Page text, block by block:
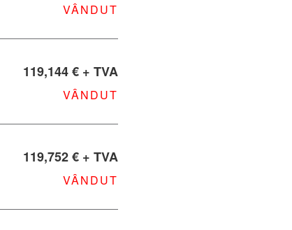
VÂNDUT
119,144 € + TVA
VÂNDUT
119,752 € + TVA
VÂNDUT